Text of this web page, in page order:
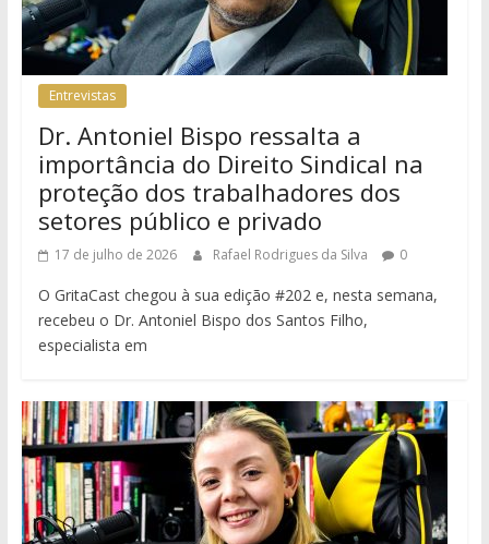
Entrevistas
Dr. Antoniel Bispo ressalta a
importância do Direito Sindical na
proteção dos trabalhadores dos
setores público e privado
17 de julho de 2026 Rafael Rodrigues da Silva 0
O GritaCast chegou à sua edição #202 e, nesta semana,
recebeu o Dr. Antoniel Bispo dos Santos Filho,
especialista em